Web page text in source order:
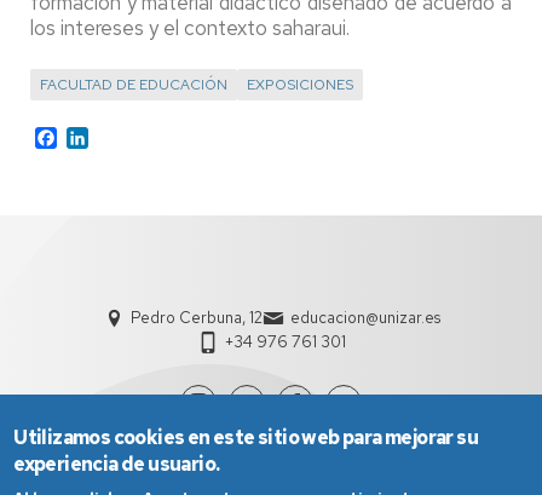
los intereses y el contexto saharaui.
FACULTAD DE EDUCACIÓN EXPOSICIONES
Facebook
Pedro Cerbuna, 12
educacion@unizar.es
+34 976 761 301
Utilizamos cookies en este sitio web para mejorar su
experiencia de usuario.